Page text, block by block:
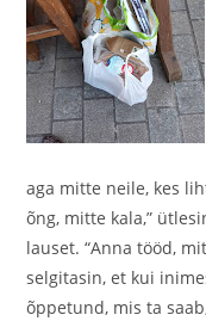
aga mitte neile, kes
õng, mitte kala,”
lauset. “Anna tööd,
selgitasin, et kui
õppetund, mis ta